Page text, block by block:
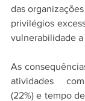
das
privilégios
vulnerabilidade
As
atividades
(22%) e tempo